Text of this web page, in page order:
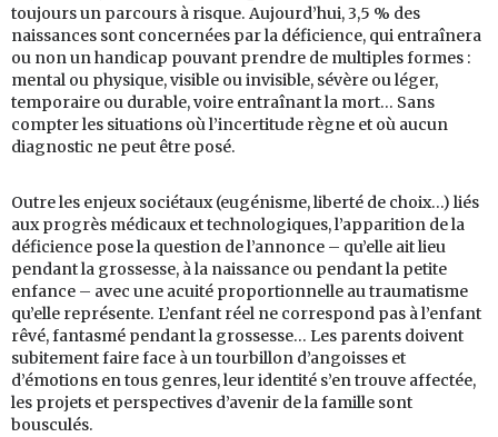
toujours un parcours à risque. Aujourd’hui, 3,5 % des
naissances sont concernées par la déficience, qui entraînera
ou non un handicap pouvant prendre de multiples formes :
mental ou physique, visible ou invisible, sévère ou léger,
temporaire ou durable, voire entraînant la mort… Sans
compter les situations où l’incertitude règne et où aucun
diagnostic ne peut être posé.
Outre les enjeux sociétaux (eugénisme, liberté de choix…) liés
aux progrès médicaux et technologiques, l’apparition de la
déficience pose la question de l’annonce – qu’elle ait lieu
pendant la grossesse, à la naissance ou pendant la petite
enfance – avec une acuité proportionnelle au traumatisme
qu’elle représente. L’enfant réel ne correspond pas à l’enfant
rêvé, fantasmé pendant la grossesse… Les parents doivent
subitement faire face à un tourbillon d’angoisses et
d’émotions en tous genres, leur identité s’en trouve affectée,
les projets et perspectives d’avenir de la famille sont
bousculés.